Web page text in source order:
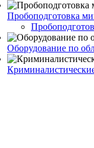
Пробоподготовка
Оборудование по